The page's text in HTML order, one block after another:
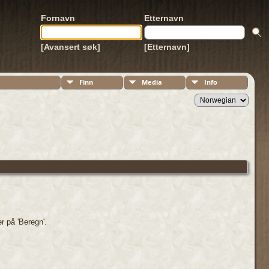
Fornavn Etternavn
[Avansert søk] [Etternavn]
Finn Media Info
på 'Beregn'.